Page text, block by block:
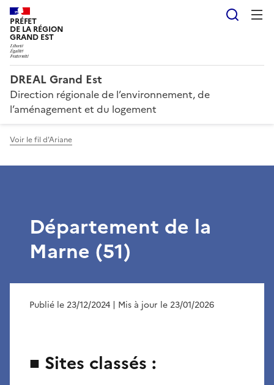
PRÉFET
DE LA RÉGION
GRAND EST
DREAL Grand Est
Direction régionale de l’environnement, de
l’aménagement et du logement
Voir le fil d'Ariane
Département de la
Marne (51)
Publié le 23/12/2024 | Mis à jour le 23/01/2026
■ Sites classés :